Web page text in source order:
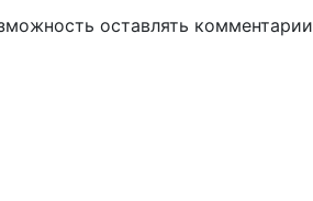
оставлять